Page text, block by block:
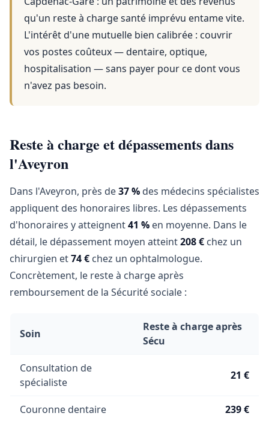
qu'un reste à charge santé imprévu entame vite.
L'intérêt d'une mutuelle bien calibrée : couvrir
vos postes coûteux — dentaire, optique,
hospitalisation — sans payer pour ce dont vous
n'avez pas besoin.
Reste à charge et dépassements dans
l'Aveyron
Dans l'Aveyron, près de37 % des médecins spécialistes
appliquent des honoraires libres. Les dépassements
d'honoraires y atteignent41 % en moyenne. Dans le
détail, le dépassement moyen atteint208 € chez un
chirurgien et74 € chez un ophtalmologue.
Concrètement, le reste à charge après
remboursement de la Sécurité sociale :
Soin
Reste à charge après
Sécu
Consultation de
spécialiste
21 €
Couronne dentaire 239 €